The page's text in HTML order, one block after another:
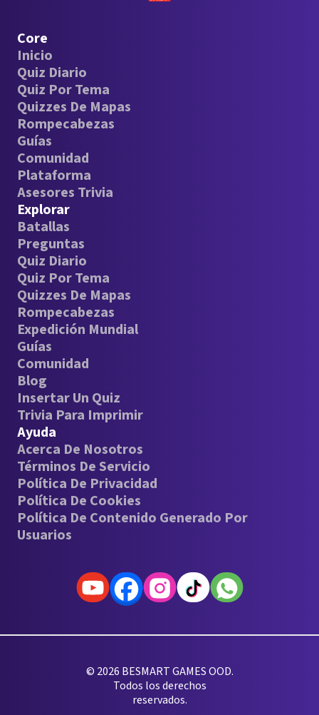
Core
Inicio
Quiz Diario
Quiz Por Tema
Quizzes De Mapas
Rompecabezas
Guías
Comunidad
Plataforma
Asesores Trivia
Explorar
Batallas
Preguntas
Quiz Diario
Quiz Por Tema
Quizzes De Mapas
Rompecabezas
Expedición Mundial
Guías
Comunidad
Blog
Insertar Un Quiz
Trivia Para Imprimir
Ayuda
Acerca De Nosotros
Términos De Servicio
Política De Privacidad
Política De Cookies
Política De Contenido Generado Por
Usuarios
© 2026 BESMART GAMES OOD.
Todos los derechos
reservados.